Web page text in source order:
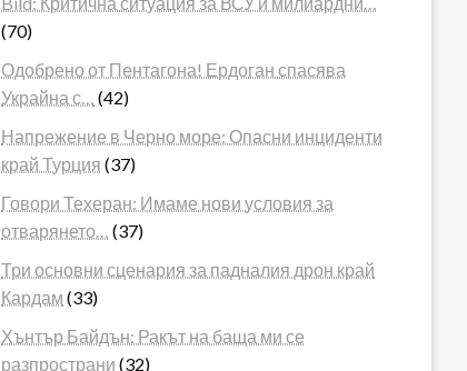
(70)
Одобрено от Пентагона! Ердоган спасява
Украйна с…
(42)
Напрежение в Черно море: Опасни инциденти
край Турция (37)
Говори Техеран: Имаме нови условия за
отварянето…
(37)
Три основни сценария за падналия дрон край
Кардам (33)
Хънтър Байдън: Ракът на баща ми се
разпространи (32)